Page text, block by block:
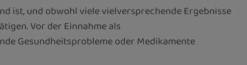
ist, und obwohl viele vielversprechende Ergebnisse
Vor der Einnahme als
Gesundheitsprobleme oder Medikamente